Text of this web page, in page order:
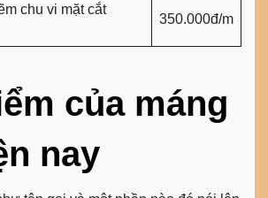
chu vi mặt cắt
350.000đ/m
của máng
nay